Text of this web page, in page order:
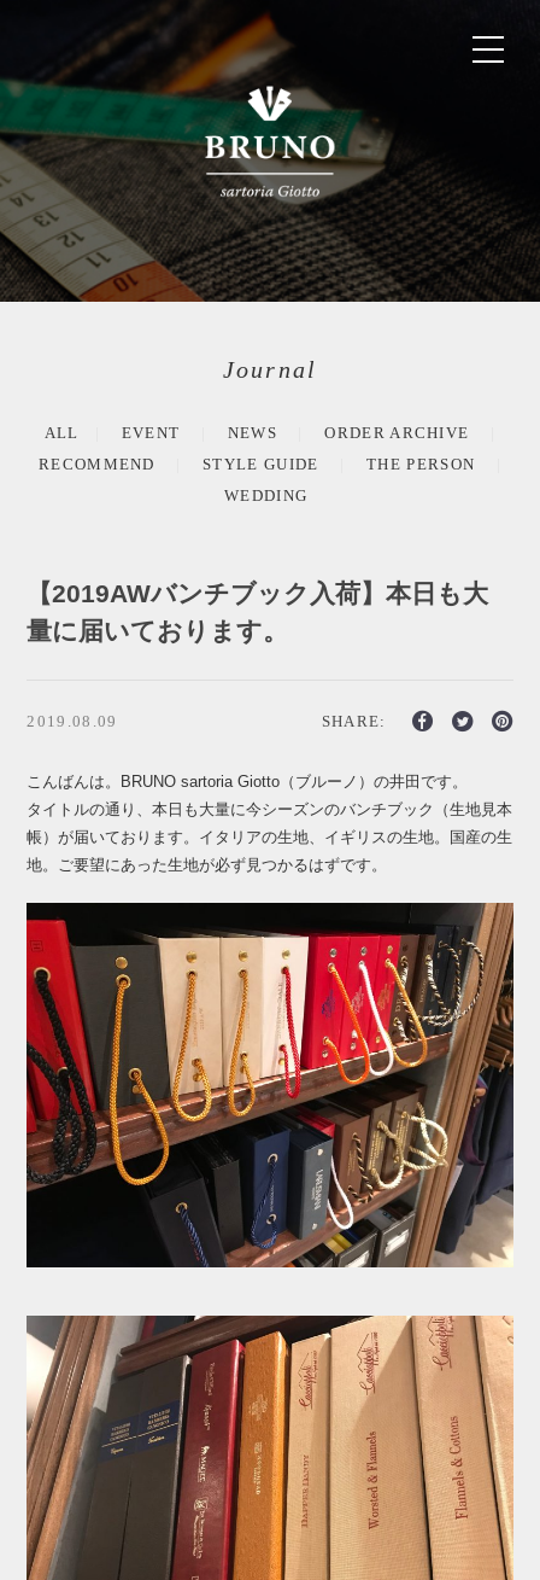
Journal
ALL EVENT NEWS
ORDER ARCHIVE
RECOMMEND
STYLE GUIDE
THE PERSON
WEDDING
【2019AWバンチブック入荷】本日も大
量に届いております。
2019.08.09 SHARE:
こんばんは。BRUNO sartoria Giotto（ブルーノ）の井田です。
タイトルの通り、本日も大量に今シーズンのバンチブック（生地見本
帳）が届いております。イタリアの生地、イギリスの生地。国産の生
地。ご要望にあった生地が必ず見つかるはずです。